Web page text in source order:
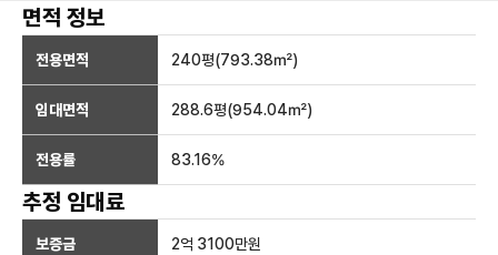
면적 정보
전용면적 240평(793.38㎡)
임대면적 288.6평(954.04㎡)
전용률 83.16%
추정 임대료
보증금 2억 3100만원